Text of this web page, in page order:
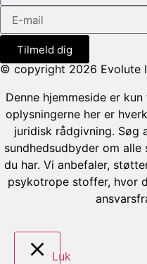
Tilmeld dig
© copyright 2026 Evolute
Denne hjemmeside er
oplysningerne her er
juridisk rådgivning. Søg
sundhedsudbyder om alle
du har. Vi anbefaler,
psykotrope stoffer, hvor
Luk